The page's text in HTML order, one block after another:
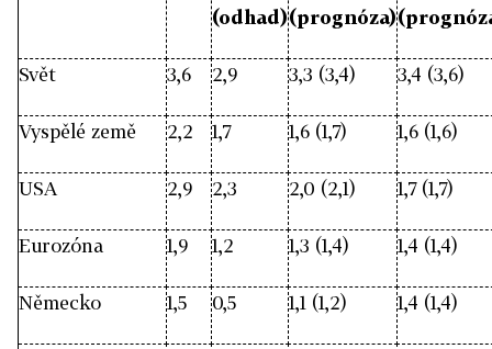
(odhad)(prognóza)
Svět 3,6 2,9 3,3 (3,4) 3,4 (3,6)
Vyspělé země 2,2 1,7 1,6 (1,7) 1,6 (1,6)
USA 2,9 2,3 2,0 (2,1) 1,7 (1,7)
Eurozóna 1,9 1,2 1,3 (1,4) 1,4 (1,4)
Německo 1,5 0,5 1,1 (1,2) 1,4 (1,4)